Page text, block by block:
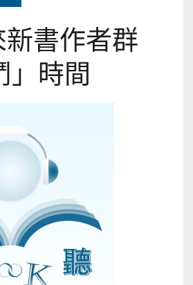
新書作者群
」時間